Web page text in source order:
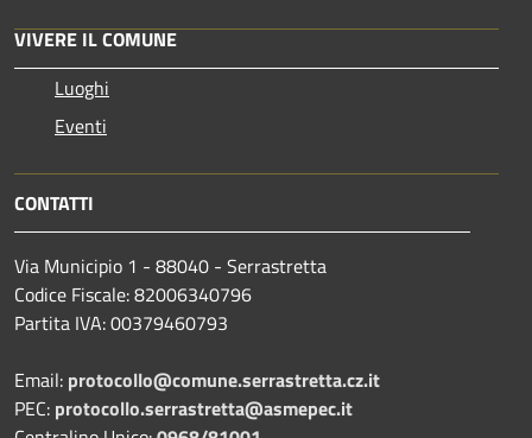
VIVERE IL COMUNE
Luoghi
Eventi
CONTATTI
Via Municipio 1 - 88040 - Serrastretta
Codice Fiscale: 82006340796
Partita IVA: 00379460793
Email: protocollo@comune.serrastretta.cz.it
PEC: protocollo.serrastretta@asmepec.it